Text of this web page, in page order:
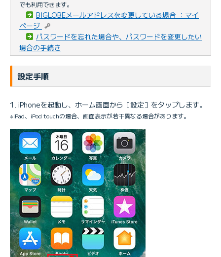
でも利用できます。
BIGLOBEメールアドレスを変更している場合 ：マイ
ページ
パスワードを忘れた場合や、パスワードを変更したい
場合の手続き
設定手順
iPhoneを起動し、ホーム画面から［設定］をタップします。
※iPad、iPod touchの場合、画面表示が若干異なる場合があります。